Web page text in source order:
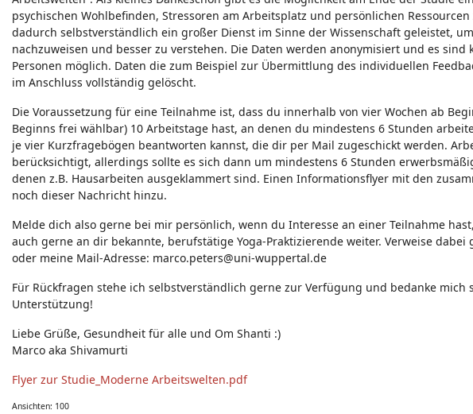
psychischen Wohlbefinden, Stressoren am Arbeitsplatz und persönlichen
dadurch selbstverständlich ein großer Dienst im Sinne der Wissenschaft geleistet,
nachzuweisen und besser zu verstehen. Die Daten werden anonymisiert und es sind
Personen möglich. Daten die zum Beispiel zur Übermittlung des individuellen
im Anschluss vollständig gelöscht.
Die Voraussetzung für eine Teilnahme ist, dass du innerhalb von vier Wochen ab
Beginns frei wählbar) 10 Arbeitstage hast, an denen du mindestens 6 Stunden
je vier Kurzfragebögen beantworten kannst, die dir per Mail zugeschickt werden.
berücksichtigt, allerdings sollte es sich dann um mindestens 6 Stunden
denen z.B. Hausarbeiten ausgeklammert sind. Einen Informationsflyer mit den
noch dieser Nachricht hinzu.
Melde dich also gerne bei mir persönlich, wenn du Interesse an einer Teilnahme
auch gerne an dir bekannte, berufstätige Yoga-Praktizierende weiter. Verweise dabei
oder meine Mail-Adresse: marco.peters@uni-wuppertal.de
Für Rückfragen stehe ich selbstverständlich gerne zur Verfügung und bedanke mich
Unterstützung!
Liebe Grüße, Gesundheit für alle und Om Shanti :)
Marco aka Shivamurti
Flyer zur Studie_Moderne Arbeitswelten.pdf
Ansichten: 100